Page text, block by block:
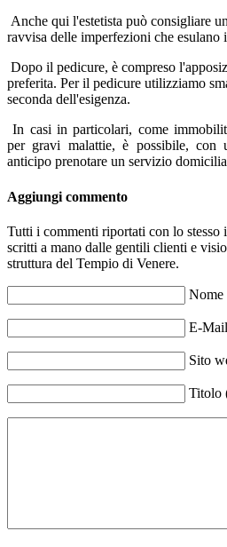
Anche qui l'estetista può consigliare
ravvisa delle imperfezioni che esulano
Dopo il pedicure, è compreso
preferita. Per il pedicure utilizziamo
seconda dell'esigenza.
In casi in particolari, come
per gravi malattie, è possibile, con
anticipo prenotare un servizio
Aggiungi commento
Tutti i commenti riportati con lo stesso
scritti a mano dalle gentili clienti e
struttura del Tempio di Venere.
Nome
E-
Sito
Titolo